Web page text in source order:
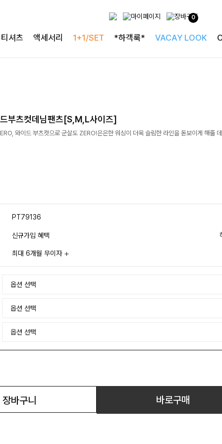
0
티셔츠 액세서리 1+1/SET *하객룩* VACAY LOOK
부츠컷데님팬츠[S,M,L사이즈]
와이드 부츠컷으로 군살도 ZERO!은은한 워싱이 더욱 슬림한 라인을 돋보이게 해줄
PT79136
신규가입 혜택
최대 6개월 무이자
장바구니 바로구매